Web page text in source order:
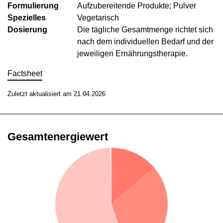
Formulierung
Aufzubereitende Produkte; Pulver
Spezielles
Vegetarisch
Dosierung
Die tägliche Gesamtmenge richtet sich
nach dem individuellen Bedarf und der
jeweiligen Ernährungstherapie.
Factsheet
Zuletzt aktualisiert am 21.04.2026
Gesamtenergiewert